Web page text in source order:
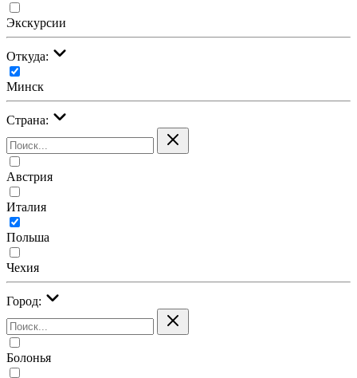
Экскурсии
Откуда:
Минск
Страна:
Австрия
Италия
Польша
Чехия
Город:
Болонья